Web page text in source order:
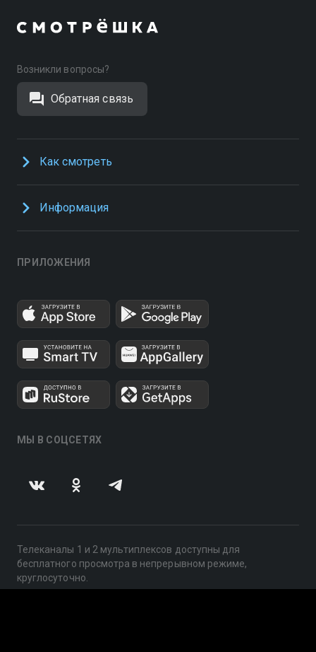
Возникли вопросы?
Обратная связь
Как смотреть
Информация
ПРИЛОЖЕНИЯ
МЫ В СОЦСЕТЯХ
Телеканалы 1 и 2 мультиплексов доступны для
бесплатного просмотра в непрерывном режиме,
круглосуточно.